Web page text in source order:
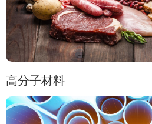
高分子材料